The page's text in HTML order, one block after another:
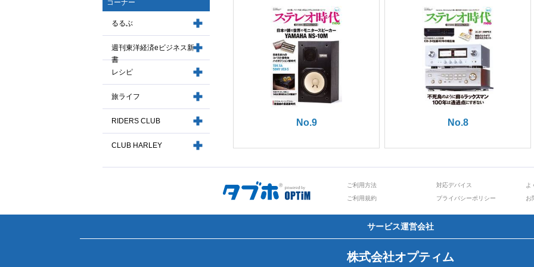
コーナー
るるぶ
週刊東洋経済eビジネス新
書
レシピ
旅ライフ
RIDERS CLUB
CLUB HARLEY
No.9 No.8
ご利用方法 対応デバイス
よ
ご利用規約
プライバシーポリシー お
サービス運営会社
株式会社オプティム